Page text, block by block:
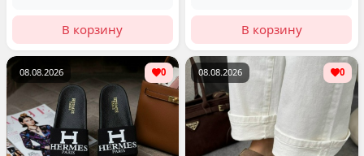
В корзину В корзину
08.08.2026 0 08.08.2026 0